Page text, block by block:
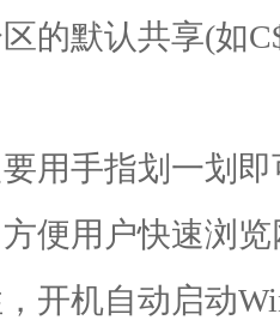
的默认共享(如
用手指划一划
便用户快速浏览
开机自动启动